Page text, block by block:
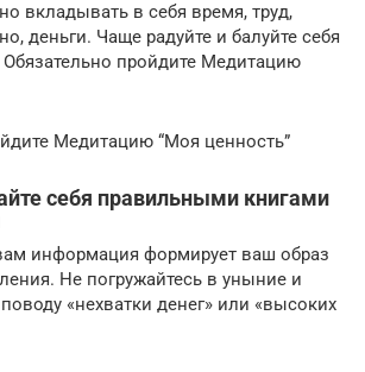
вкладывать в себя время, труд,
деньги. Чаще радуйте и балуйте себя
Обязательно пройдите Медитацию
Медитацию “Моя ценность”
себя правильными книгами
информация формирует ваш образ
Не погружайтесь в уныние и
«нехватки денег» или «высоких